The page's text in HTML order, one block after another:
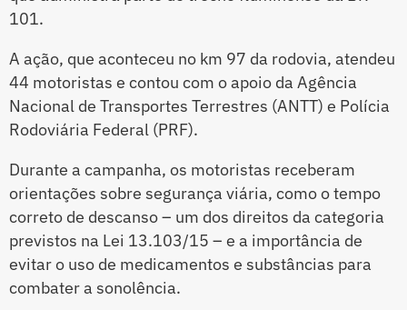
101.
A ação, que aconteceu no km 97 da rodovia, atendeu
44 motoristas e contou com o apoio da Agência
Nacional de Transportes Terrestres (ANTT) e Polícia
Rodoviária Federal (PRF).
Durante a campanha, os motoristas receberam
orientações sobre segurança viária, como o tempo
correto de descanso – um dos direitos da categoria
previstos na Lei 13.103/15 – e a importância de
evitar o uso de medicamentos e substâncias para
combater a sonolência.